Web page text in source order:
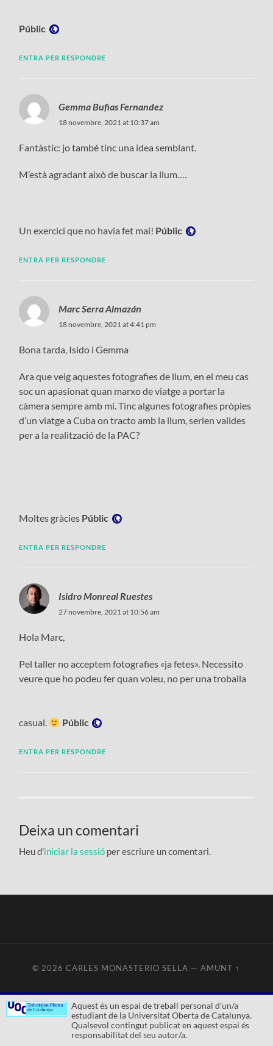
Públic
ENTRA PER RESPONDRE
Gemma Bufias Fernandez
18 novembre, 2021 at 10:37 am
Fantàstic: jo també tinc una idea semblant.
M’està agradant això de buscar la llum….
Un exercici que no havia fet mai! Públic
ENTRA PER RESPONDRE
Marc Serra Almazán
18 novembre, 2021 at 4:41 pm
Bona tarda, Isido i Gemma
Ara que veig aquestes fotografies de llum, en el meu cas
soc un apasionat quan marxo de viatge a portar la
càmera sempre amb mi. Tinc algunes fotografies pròpies
d’un viatge a Cuba on tracto amb la llum, serien valides
per a la realització de la PAC?
Moltes gràcies Públic
ENTRA PER RESPONDRE
Isidro Monreal Ruestes
27 novembre, 2021 at 10:56 am
Hola Marc,
Pel taller no acceptem fotografies «ja fetes». Necessito
veure que ho podeu fer quan voleu, no per una troballa
casual.
Públic
ENTRA PER RESPONDRE
Deixa un comentari
Heu d'iniciar la sessió per escriure un comentari.
© 2026CARLES MONASTERIO SELLA —AMUNT ↑
Aquest és un espai de treball personal d'un/a
estudiant de la Universitat Oberta de Catalunya.
Qualsevol contingut publicat en aquest espai és
responsabilitat del seu autor/a.